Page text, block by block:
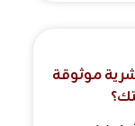
موثوقة